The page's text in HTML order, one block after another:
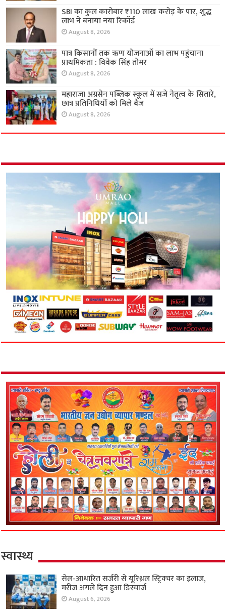
SBI का कुल कारोबार ₹110 लाख करोड़ के पार, शुद्ध
लाभ ने बनाया नया रिकॉर्ड
August 8, 2026
पात्र किसानों तक ऋण योजनाओं का लाभ पहुंचाना
प्राथमिकता : विवेक सिंह तोमर
August 8, 2026
महाराजा अग्रसेन पब्लिक स्कूल में सजे नेतृत्व के सितारे,
छात्र प्रतिनिधियों को मिले बैज
August 8, 2026
स्वास्थ्य
सेल-आधारित सर्जरी से यूरिथ्रल स्ट्रिक्चर का इलाज,
मरीज अगले दिन हुआ डिस्चार्ज
August 6, 2026